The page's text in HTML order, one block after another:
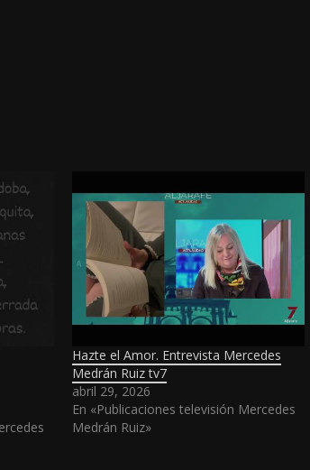
Hazte el Amor. Entrevista Mercedes
Medrán Ruiz tv7
abril 29, 2026
En «Publicaciones televisión Mercedes
Medrán Ruiz»